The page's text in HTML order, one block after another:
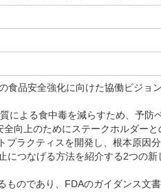
品安全強化に向けた協働ビジョ
による食中毒を減らすため、予防
向上のためにステークホルダーと
プラクティスを開発し、根本原因
につなげる方法を紹介する2つの新
のであり、FDAのガイダンス文